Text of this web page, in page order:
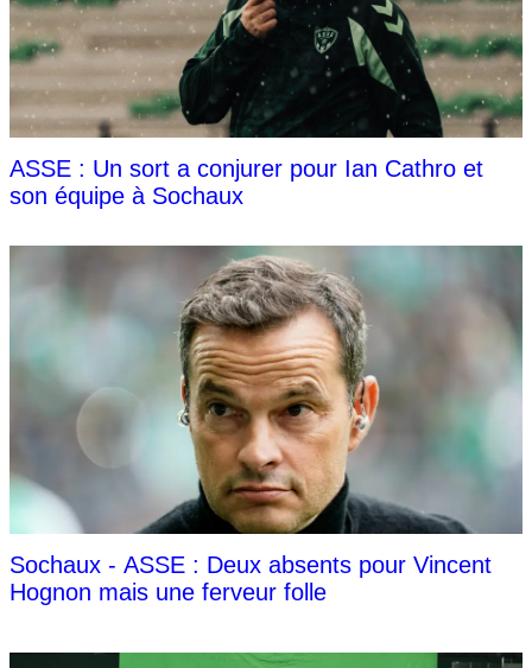
ASSE : Un sort a conjurer pour Ian Cathro et
son équipe à Sochaux
Sochaux - ASSE : Deux absents pour Vincent
Hognon mais une ferveur folle